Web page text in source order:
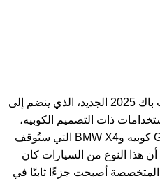
كشفت أودي عن طراز Q5 سبورت باك 2025 الجديد، الذي ينضم إلى
ذات التصميم الكوبيه،
ليكون منافسًا قويًا لمرسيدس GLC كوبيه وBMW X4 التي ستُوقف
أن هذا النوع من السيارات كان
أصبحت جزءًا ثابتًا في